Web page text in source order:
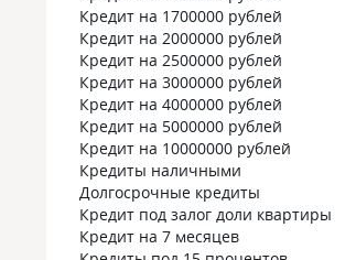
Кредит на 1700000 рублей
Кредит на 2000000 рублей
Кредит на 2500000 рублей
Кредит на 3000000 рублей
Кредит на 4000000 рублей
Кредит на 5000000 рублей
Кредит на 10000000 рублей
Кредиты наличными
Долгосрочные кредиты
Кредит под залог доли квартиры
Кредит на 7 месяцев